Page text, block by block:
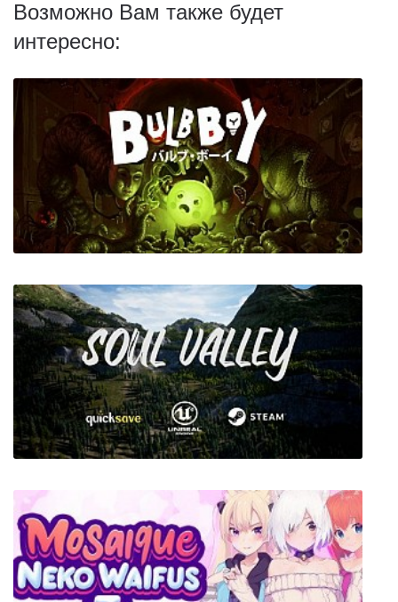
Возможно Вам также будет
интересно:
Bulb Boy